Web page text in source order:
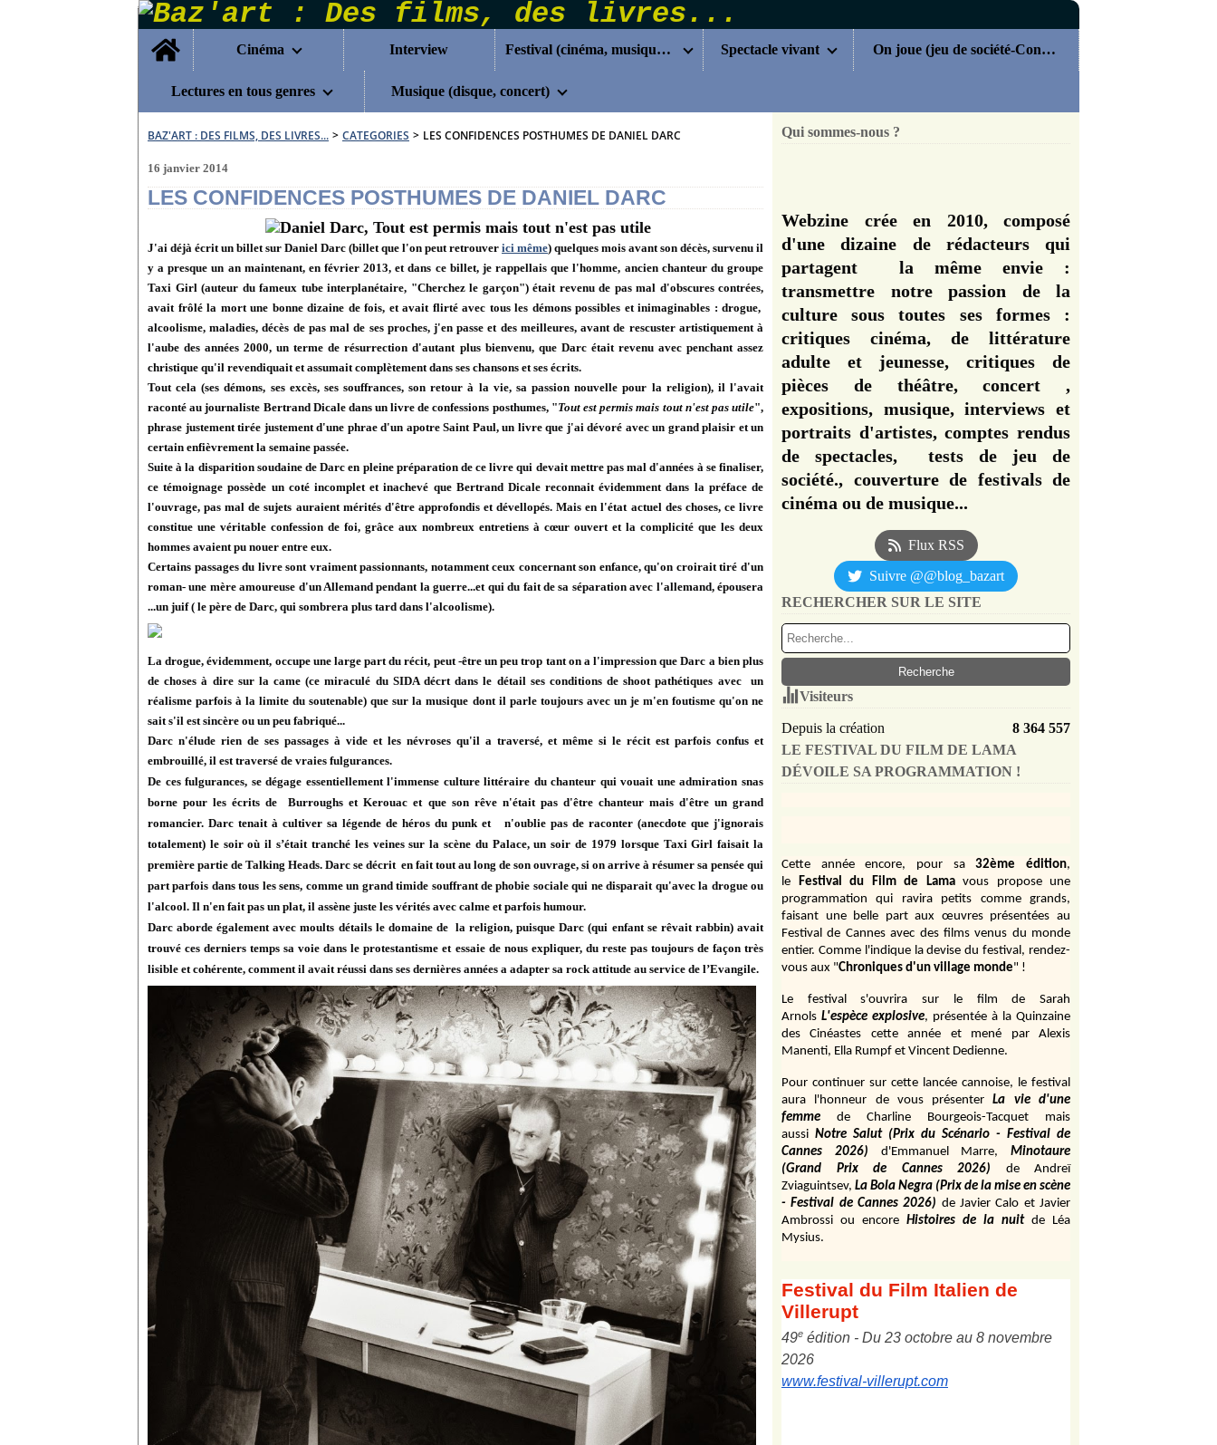
Home
Cinéma
Interview Festival (cinéma, musique...) Spectacle vivant On joue (jeu de société-Concours)
Lectures en tous genres Musique (disque, concert)
BAZ'ART : DES FILMS, DES LIVRES... > CATEGORIES > LES CONFIDENCES POSTHUMES DE DANIEL DARC
16 janvier 2014
LES CONFIDENCES POSTHUMES DE DANIEL DARC
J'ai déjà écrit un billet sur Daniel Darc (billet que l'on peut retrouver ici même) quelques mois avant son décès, survenu il
y a presque un an maintenant, en février 2013, et dans ce billet, je rappellais que l'homme, ancien chanteur du groupe
Taxi Girl (auteur du fameux tube interplanétaire, "Cherchez le garçon") était revenu de pas mal d'obscures contrées,
avait frôlé la mort une bonne dizaine de fois, et avait flirté avec tous les démons possibles et inimaginables : drogue,
alcoolisme, maladies, décès de pas mal de ses proches, j'en passe et des meilleures, avant de rescuster artistiquement à
l'aube des années 2000, un terme de résurrection d'autant plus bienvenu, que Darc était revenu avec penchant assez
christique qu'il revendiquait et assumait complètement dans ses chansons et ses écrits.
Tout cela (ses démons, ses excès, ses souffrances, son retour à la vie, sa passion nouvelle pour la religion), il l'avait
raconté au journaliste Bertrand Dicale dans un livre de confessions posthumes, "Tout est permis mais tout n'est pas utile",
phrase justement tirée justement d'une phrae d'un apotre Saint Paul, un livre que j'ai dévoré avec un grand plaisir et un
certain enfièvrement la semaine passée.
Suite à la disparition soudaine de Darc en pleine préparation de ce livre qui devait mettre pas mal d'années à se finaliser,
ce témoignage possède un coté incomplet et inachevé que Bertrand Dicale reconnait évidemment dans la préface de
l'ouvrage, pas mal de sujets auraient mérités d'être approfondis et dévellopés. Mais en l'état actuel des choses, ce livre
constitue une véritable confession de foi, grâce aux nombreux entretiens à cœur ouvert et la complicité que les deux
hommes avaient pu nouer entre eux.
Certains passages du livre sont vraiment passionnants, notamment ceux concernant son enfance, qu'on croirait tiré d'un
roman- une mère amoureuse d'un Allemand pendant la guerre...et qui du fait de sa séparation avec l'allemand, épousera
...un juif ( le père de Darc, qui sombrera plus tard dans l'alcoolisme).
La drogue, évidemment, occupe une large part du récit, peut -être un peu trop tant on a l'impression que Darc a bien plus
de choses à dire sur la came (ce miraculé du SIDA décrt dans le détail ses conditions de shoot pathétiques avec un
réalisme parfois à la limite du soutenable) que sur la musique dont il parle toujours avec un je m'en foutisme qu'on ne
sait s'il est sincère ou un peu fabriqué...
Darc n'élude rien de ses passages à vide et les névroses qu'il a traversé, et même si le récit est parfois confus et
embrouillé, il est traversé de vraies fulgurances.
De ces fulgurances, se dégage essentiellementl'immense culture littéraire du chanteur qui vouait une admiration snas
borne pour les écrits de Burroughs et Kerouac et que son rêve n'était pas d'être chanteur mais d'être un grand
romancier. Darc tenait à cultiver sa légende de héros du punk et n'oublie pas de raconter (anecdote que j'ignorais
totalement) le soir où il s’était tranché les veines sur la scène du Palace, un soir de 1979 lorsque Taxi Girl faisait la
première partie de Talking Heads. Darc se décrit en fait tout au long de son ouvrage, si on arrive à résumer sa pensée qui
part parfois dans tous les sens, comme un grand timide souffrant de phobie sociale qui ne disparait qu'avec la drogue ou
l'alcool. Il n'en fait pas un plat, il assène juste les vérités avec calme et parfois humour.
Darc aborde également avec moults détails le domaine de la religion, puisque Darc (qui enfant se rêvait rabbin) avait
trouvé ces derniers temps sa voie dans le protestantisme et essaie de nous expliquer, du reste pas toujours de façon très
lisible et cohérente, comment il avait réussi dans ses dernières années a adapter sa rock attitude au service de l’Evangile.
Qui sommes-nous ?
Webzine crée en 2010, composé
d'une dizaine de rédacteurs qui
partagent la même envie :
transmettre notre passion de la
culture sous toutes ses formes :
critiques cinéma, de littérature
adulte et jeunesse, critiques de
pièces de théâtre, concert ,
expositions, musique, interviews et
portraits d'artistes, comptes rendus
de spectacles, tests de jeu de
société., couverture de festivals de
cinéma ou de musique...
Flux RSS
Suivre @@blog_bazart
RECHERCHER SUR LE SITE
Visiteurs
Depuis la création
8 364 557
LE FESTIVAL DU FILM DE LAMA
DÉVOILE SA PROGRAMMATION !
Cette année encore, pour sa 32ème édition,
le Festival du Film de Lama vous propose une
programmation qui ravira petits comme grands,
faisant une belle part aux œuvres présentées au
Festival de Cannes avec des films venus du monde
entier. Comme l'indique la devise du festival, rendez-
vous aux "Chroniques d'un village monde" !
Le festival s'ouvrira sur le film de Sarah
Arnols L'espèce explosive, présentée à la Quinzaine
des Cinéastes cette année et mené par Alexis
Manenti, Ella Rumpf et Vincent Dedienne.
Pour continuer sur cette lancée cannoise, le festival
aura l'honneur de vous présenter
La vie d'une
femme
de Charline Bourgeois-Tacquet
mais
aussi Notre Salut (Prix du Scénario - Festival de
Cannes 2026)
d'Emmanuel Marre,
Minotaure
(Grand Prix de Cannes 2026)
de Andreï
Zviaguintsev, La Bola Negra (Prix de la mise en scène
- Festival de Cannes 2026) de Javier Calo et Javier
Ambrossi ou encore Histoires de la nuit de Léa
Mysius.
Festival du Film Italien de
Villerupt
49e édition - Du 23 octobre au 8 novembre
2026
www.festival-villerupt.com